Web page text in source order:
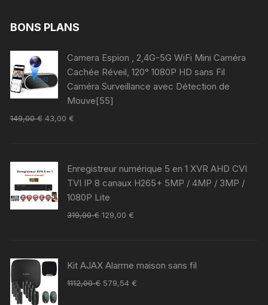
BONS PLANS
Camera Espion , 2,4G-5G WiFi Mini Caméra
Cachée Réveil, 120° 1080P HD sans Fil
Caméra Surveillance avec Détection de
Mouve[55]
149,00€ 43,00 €
Enregistreur numérique 5 en 1 XVR AHD CVI
TVI IP 8 canaux H265+ 5MP / 4MP / 3MP /
1080P Lite
319,00€ 129,00 €
Kit AJAX Alarme maison sans fil
1112,00€ 579,54 €